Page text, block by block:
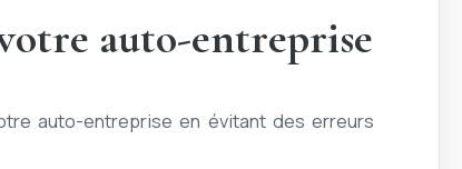
auto-entreprise
auto-entreprise en évitant des erreurs